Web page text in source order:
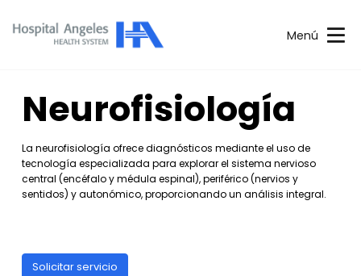
Menú
Neurofisiología
La neurofisiología ofrece diagnósticos mediante el uso de
tecnología especializada para explorar el sistema nervioso
central (encéfalo y médula espinal), periférico (nervios y
sentidos) y autonómico, proporcionando un análisis integral.
Solicitar servicio